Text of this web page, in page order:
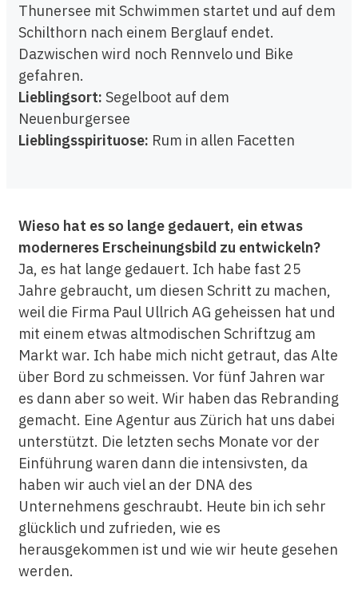
Thunersee mit Schwimmen startet und auf dem
Schilthorn nach einem Berglauf endet.
Dazwischen wird noch Rennvelo und Bike
gefahren.
Lieblingsort: Segelboot auf dem
Neuenburgersee
Lieblingsspirituose: Rum in allen Facetten
Wieso hat es so lange gedauert, ein etwas
moderneres Erscheinungsbild zu entwickeln?
Ja, es hat lange gedauert. Ich habe fast 25
Jahre gebraucht, um diesen Schritt zu machen,
weil die Firma Paul Ullrich AG geheissen hat und
mit einem etwas altmodischen Schriftzug am
Markt war. Ich habe mich nicht getraut, das Alte
über Bord zu schmeissen. Vor fünf Jahren war
es dann aber so weit. Wir haben das Rebranding
gemacht. Eine Agentur aus Zürich hat uns dabei
unterstützt. Die letzten sechs Monate vor der
Einführung waren dann die intensivsten, da
haben wir auch viel an der DNA des
Unternehmens geschraubt. Heute bin ich sehr
glücklich und zufrieden, wie es
herausgekommen ist und wie wir heute gesehen
werden.